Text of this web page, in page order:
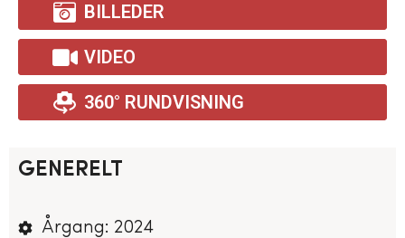
BILLEDER
VIDEO
360° RUNDVISNING
GENERELT
Årgang: 2024